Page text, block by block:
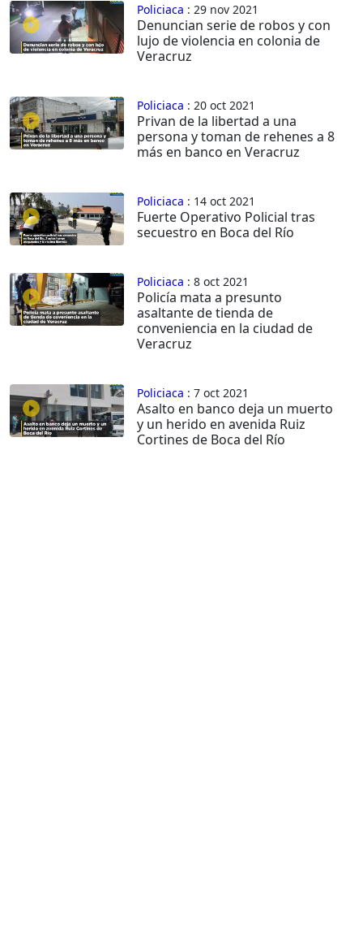
Policiaca : 29 nov 2021
Denuncian serie de robos y con
lujo de violencia en colonia de
Veracruz
Policiaca : 20 oct 2021
Privan de la libertad a una
persona y toman de rehenes a 8
más en banco en Veracruz
Policiaca : 14 oct 2021
Fuerte Operativo Policial tras
secuestro en Boca del Río
Policiaca : 8 oct 2021
Policía mata a presunto
asaltante de tienda de
conveniencia en la ciudad de
Veracruz
Policiaca : 7 oct 2021
Asalto en banco deja un muerto
y un herido en avenida Ruiz
Cortines de Boca del Río